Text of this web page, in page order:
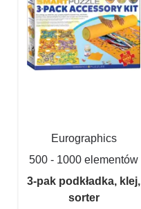
Eurographics
500 - 1000 elementów
3-pak podkładka, klej,
sorter